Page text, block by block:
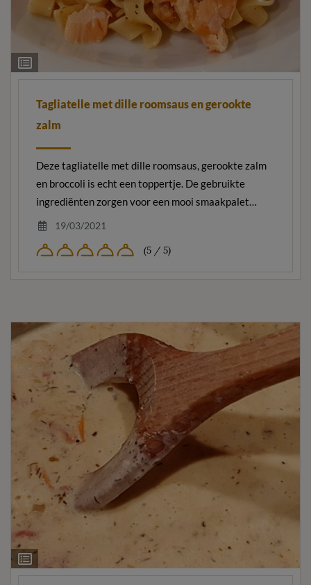
Ingrediëntenlijst
Tagliatelle met dille roomsaus en gerookte
zalm
Deze tagliatelle met dille roomsaus, gerookte zalm
en broccoli is echt een toppertje. De gebruikte
ingrediënten zorgen voor een mooi smaakpalet…
19/03/2021
(5 / 5)
Ingrediëntenlijst